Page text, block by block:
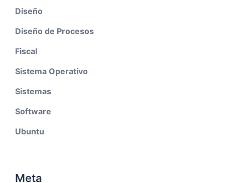
Diseño
Diseño de Procesos
Fiscal
Sistema Operativo
Sistemas
Software
Ubuntu
Meta